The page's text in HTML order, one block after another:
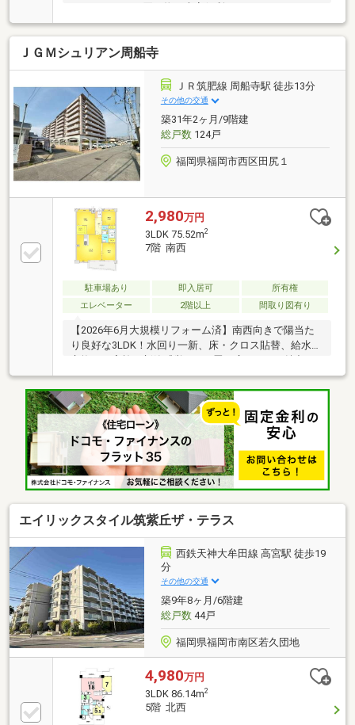
ルに合わせやすい住空間です
ＪＧＭシュリアン周船寺
ＪＲ筑肥線 周船寺駅 徒歩13分
その他の交通
築31年2ヶ月/9階建
総戸数124戸
福岡県福岡市西区田尻１
2,980万円
3LDK 75.52m2
7階 南西
駐車場あり 即入居可
所有権
エレベーター
2階以上 間取り図有り
【2026年6月大規模リフォーム済】南西向きで陽当た
り良好な3LDK！水回り一新、床・クロス貼替、給水管
す。住宅ローンの資金計画もお任せください！
エイリックスタイル筑紫丘ザ・テラス
西鉄天神大牟田線 高宮駅 徒歩19
分
その他の交通
築9年8ヶ月/6階建
総戸数44戸
福岡県福岡市南区若久団地
4,980万円
3LDK 86.14m2
5階 北西